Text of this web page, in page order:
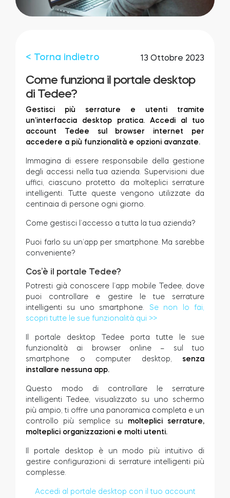
Accessori
Tedee Bridge
Door Sensor
Cilindri
Adattatori
Casa acces
Tedee Keypad PRO
Tedee Biometric Module
< Torna indietro 13 Ottobre 2023
Come funziona il portale desktop
di Tedee?
Gestisci più serrature e utenti tramite
un’interfaccia desktop pratica. Accedi al tuo
account Tedee sul browser internet per
accedere a più funzionalità e opzioni avanzate.
Immagina di essere responsabile della gestione
degli accessi nella tua azienda. Supervisioni due
uffici, ciascuno protetto da molteplici serrature
intelligenti. Tutte queste vengono utilizzate da
centinaia di persone ogni giorno.
Come gestisci l’accesso a tutta la tua azienda?
Puoi farlo su un’app per smartphone. Ma sarebbe
conveniente?
Cos’è il portale Tedee?
Potresti già conoscere l’app mobile Tedee, dove
puoi controllare e gestire le tue serrature
intelligenti su uno smartphone. Se non lo fai,
scopri tutte le sue funzionalità qui >>
Il portale desktop Tedee porta tutte le sue
funzionalità ai browser online – sul tuo
smartphone o computer desktop, senza
installare nessuna app.
Questo modo di controllare le serrature
intelligenti Tedee, visualizzato su uno schermo
più ampio, ti offre una panoramica completa e un
controllo più semplice su molteplici serrature,
molteplici organizzazioni e molti utenti.
Il portale desktop è un modo più intuitivo di
gestire configurazioni di serrature intelligenti più
complesse.
Accedi al portale desktop con il tuo account